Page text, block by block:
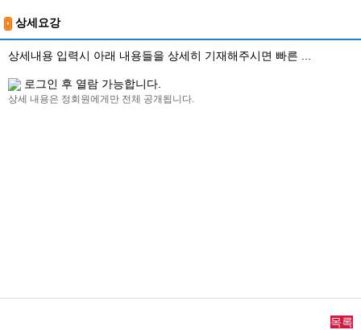
상세요강
상세내용 입력시 아래 내용들을 상세히 기재해주시면 빠른 ...
로그인 후 열람 가능합니다.
상세 내용은 정회원에게만 전체 공개됩니다.
목록